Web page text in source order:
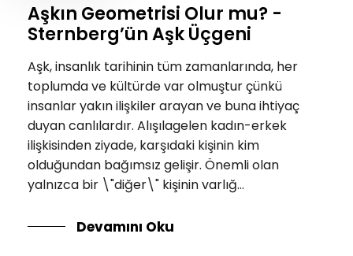
Aşkın Geometrisi Olur mu? -
Sternberg’ün Aşk Üçgeni
Aşk, insanlık tarihinin tüm zamanlarında, her
toplumda ve kültürde var olmuştur çünkü
insanlar yakın ilişkiler arayan ve buna ihtiyaç
duyan canlılardır. Alışılagelen kadın-erkek
ilişkisinden ziyade, karşıdaki kişinin kim
olduğundan bağımsız gelişir. Önemli olan
yalnızca bir \"diğer\" kişinin varlığ...
Devamını Oku